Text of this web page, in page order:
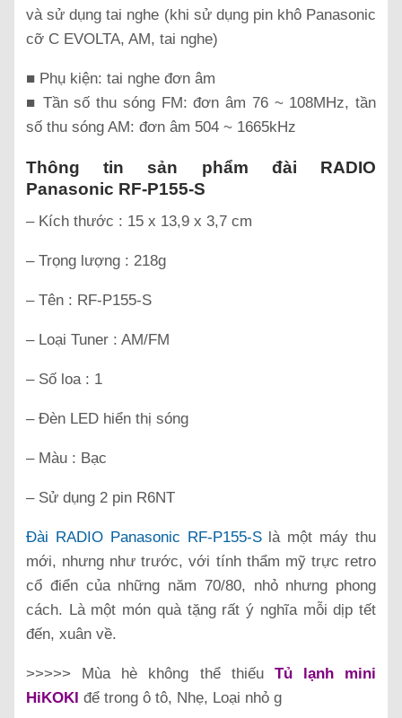
và sử dụng tai nghe (khi sử dụng pin khô Panasonic
cỡ C EVOLTA, AM, tai nghe)
■ Phụ kiện: tai nghe đơn âm
■ Tần số thu sóng FM: đơn âm 76 ~ 108MHz, tần
số thu sóng AM: đơn âm 504 ~ 1665kHz
Thông tin sản phẩm đài RADIO
Panasonic RF-P155-S
– Kích thước : 15 x 13,9 x 3,7 cm
– Trọng lượng : 218g
– Tên : RF-P155-S
– Loại Tuner : AM/FM
– Số loa : 1
– Đèn LED hiển thị sóng
– Màu : Bạc
– Sử dụng 2 pin R6NT
Đài RADIO Panasonic RF-P155-Slà một máy thu
mới, nhưng như trước, với tính thẩm mỹ trực retro
cổ điển của những năm 70/80, nhỏ nhưng phong
cách. Là một món quà tặng rất ý nghĩa mỗi dịp tết
đến, xuân về.
>>>>> Mùa hè không thể thiếu Tủ lạnh mini
HiKOKI để trong ô tô, Nhẹ, Loại nhỏ g